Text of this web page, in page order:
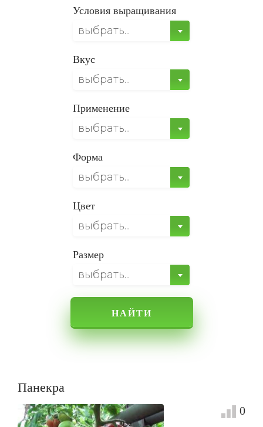
Условия выращивания
выбрать...
Вкус
выбрать...
Применение
выбрать...
Форма
выбрать...
Цвет
выбрать...
Размер
выбрать...
НАЙТИ
Панекра
0